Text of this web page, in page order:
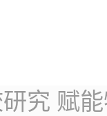
研究 赋